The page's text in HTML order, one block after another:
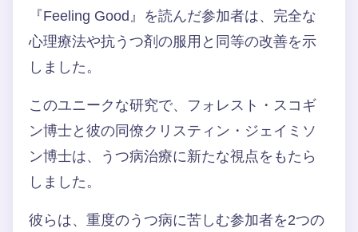
『Feeling Good』を読んだ参加者は、完全な
心理療法や抗うつ剤の服用と同等の改善を示
しました。
このユニークな研究で、フォレスト・スコギ
ン博士と彼の同僚クリスティン・ジェイミソ
ン博士は、うつ病治療に新たな視点をもたら
しました。
彼らは、重度のうつ病に苦しむ参加者を2つの